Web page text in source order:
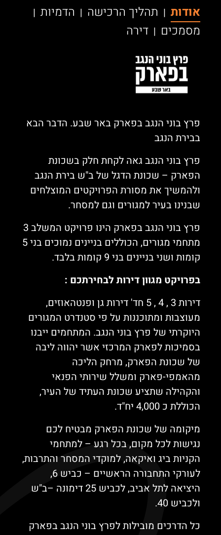
אודות | תהליך הרכישה | הדמיות |
מסמכים | דירה
פרץ בוני הנגב בפארק באר שבע. הדבר הבא
בבירת הנגב
פרץ בוני הנגב גאה לקחת חלק בשכונת
הפארק – שכונת הדגל של ב"ש בירת הנגב
ולהמשיך את מסורת הפרויקטים המוצלחים
שבנינו בעיר למגורים וגם למסחר.
פרץ בוני הנגב בפארק הינו פרויקט המשלב 3
מתחמי מגורים, הכוללים בניינים נמוכים בני 5
קומות ושני בניינים בני 9 קומות בלבד.
בפרויקט מגוון דירות לבחירתכם :
דירות 3 , 4 , 5 חד' דירות גן ופנטהאוזים,
מעוצבות ומתוכננות על פי סטנדרט המגורים
היוקרתי של פרץ בוני הנגב. המתחמים ייבנו
בסמיכות לפארק המרכזי אשר יהווה ליבה
של שכונת הפארק, מרחק הליכה
מהאמפי-פארק ומשלל שירותי הפנאי
והקהילה שתציע שכונת העתיד של העיר,
הכוללת כ 4,000 יח"ד.
מיקומה של שכונת הפארק מבטיח לכם
נגישות לכל מקום, בכל רגע – למתחמי
הקניות ביג ואיקאה, למוקדי המסחר והתרבות,
לעורקי התחבורה הראשיים – כביש 6,
היציאה לתל אביב, לכביש 25 דימונה –ב"ש
ולכביש 40.
כל הדרכים מובילות לפרץ בוני הנגב בפארק